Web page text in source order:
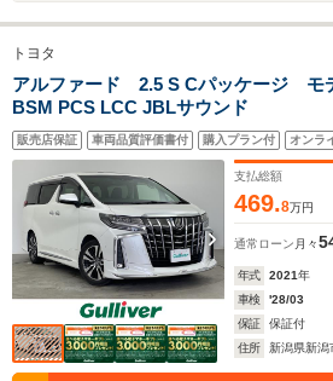
トヨタ
アルファード 2.5 S Cパッケージ モ
BSM PCS LCC JBLサウンド
販売店保証 車両品質評価書付 購入プラン付 オンラ
支払総額
469.8万円
通常ローン 月々
年式 2021年
車検
'28/03
保証
保証付
住所
新潟県新潟